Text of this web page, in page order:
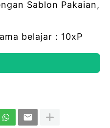
Sablon Pakaian,
belajar : 10xP